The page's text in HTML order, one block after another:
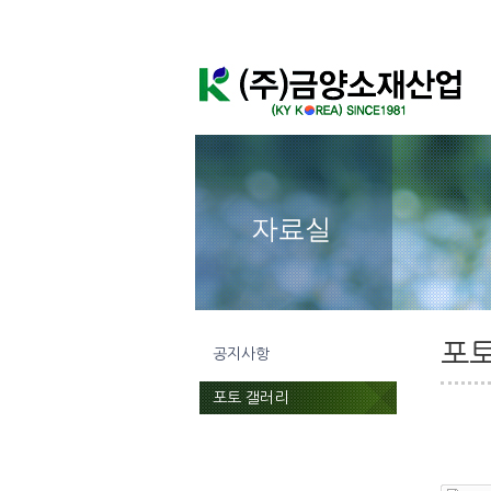
공지사항
포토 갤러리
포